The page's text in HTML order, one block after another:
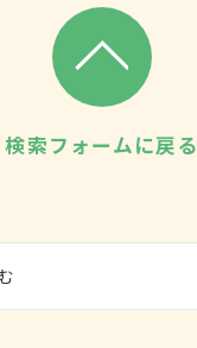
検索フォームに戻る